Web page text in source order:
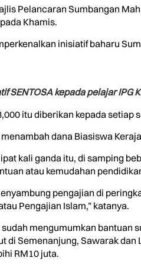
Pelancaran Sumbangan
Khamis.
inisiatif baharu
SENTOSA kepada pelajar IPG
itu diberikan kepada
dana Biasiswa
kali ganda itu, di samping
atau kemudahan
pengajian di
Pengajian Islam,” katanya.
mengumumkan bantuan
di Semenanjung, Sawarak
RM10 juta.